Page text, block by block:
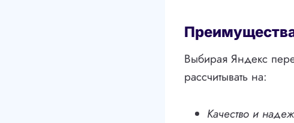
Выбирая Яндекс
рассчитывать на:
Качество и